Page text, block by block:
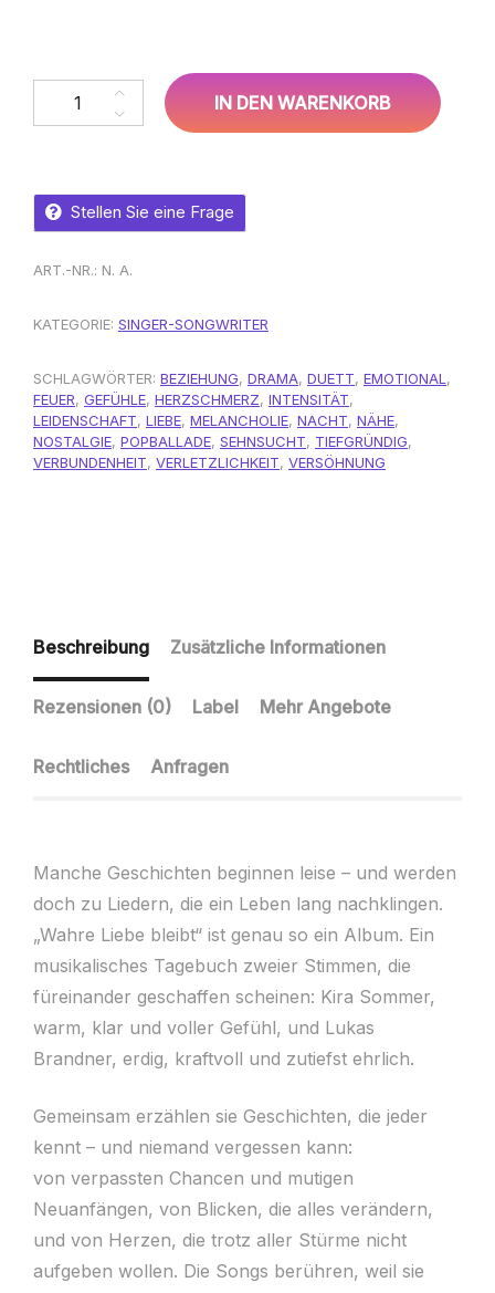
Kira Sommer, Lukas Brandner – Zu nah, um loszulassen
IN DEN WARENKORB
Stellen Sie eine Frage
ART.-NR.: N. A.
KATEGORIE: SINGER-SONGWRITER
SCHLAGWÖRTER: BEZIEHUNG, DRAMA, DUETT, EMOTIONAL,
FEUER, GEFÜHLE, HERZSCHMERZ, INTENSITÄT,
LEIDENSCHAFT, LIEBE, MELANCHOLIE, NACHT, NÄHE,
NOSTALGIE, POPBALLADE, SEHNSUCHT, TIEFGRÜNDIG,
VERBUNDENHEIT, VERLETZLICHKEIT, VERSÖHNUNG
Beschreibung Zusätzliche Informationen
Rezensionen (0) Label Mehr Angebote
Rechtliches Anfragen
Manche Geschichten beginnen leise – und werden
doch zu Liedern, die ein Leben lang nachklingen.
„Wahre Liebe bleibt“ ist genau so ein Album. Ein
musikalisches Tagebuch zweier Stimmen, die
füreinander geschaffen scheinen: Kira Sommer,
warm, klar und voller Gefühl, und Lukas
Brandner, erdig, kraftvoll und zutiefst ehrlich.
Gemeinsam erzählen sie Geschichten, die jeder
kennt – und niemand vergessen kann:
von verpassten Chancen und mutigen
Neuanfängen, von Blicken, die alles verändern,
und von Herzen, die trotz aller Stürme nicht
aufgeben wollen. Die Songs berühren, weil sie